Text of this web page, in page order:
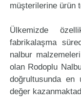
müşterilerine ürün
Ülkemizde
fabrikalaşma
nalbur
olan Rodoplu
doğrultusunda en
değer